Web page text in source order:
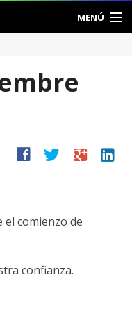
MENÚ
facebook twitter google linkedin
el comienzo de
confianza.